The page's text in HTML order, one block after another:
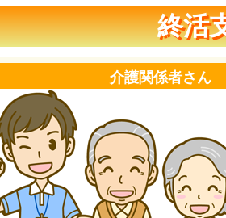
終活
介護関係者さん